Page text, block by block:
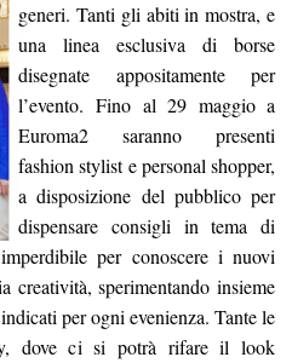
generi. Tanti gli abiti in mostra, e
una linea esclusiva di borse
disegnate appositamente per
l’evento. Fino al 29 maggio a
Euroma2 saranno presenti
fashion stylist e personal shopper,
a disposizione del pubblico per
dispensare consigli in tema di
per conoscere i nuovi
creatività, sperimentando insieme
per ogni evenienza. Tante le
dove ci si potrà rifare il look